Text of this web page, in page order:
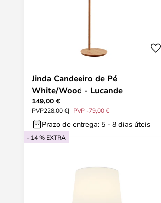
Jinda Candeeiro de Pé
White/Wood - Lucande
149,00 €
PVP228,00 € PVP -79,00 €
Prazo de entrega: 5 - 8 dias úteis
- 14 % EXTRA